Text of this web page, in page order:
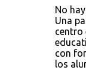
No
Una
centro
con
los